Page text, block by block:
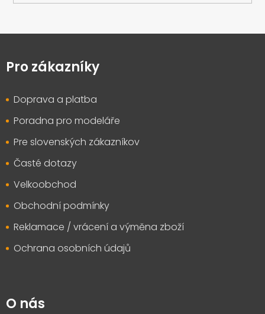
pPro zákazníky
Doprava a platba
Poradna pro modeláře
Pre slovenských zákazníkov
Časté dotazy
Velkoobchod
Obchodní podmínky
Reklamace / vrácení a výměna zboží
Ochrana osobních údajů
O nás